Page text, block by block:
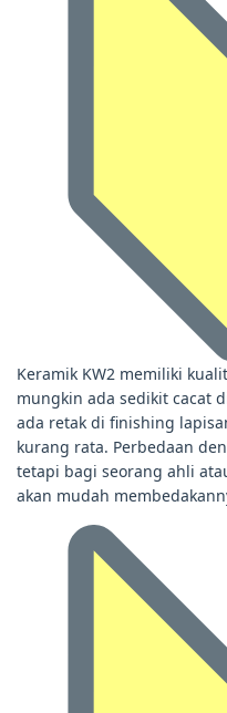
Keramik KW2 memiliki
mungkin ada sedikit cacat
ada retak di finishing
kurang rata. Perbedaan
tetapi bagi seorang ahli
akan mudah